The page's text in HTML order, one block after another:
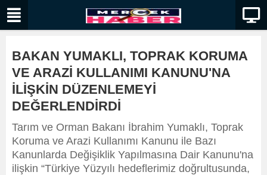
BAKAN YUMAKLI, TOPRAK KORUMA
VE ARAZİ KULLANIMI KANUNU'NA
İLİŞKİN DÜZENLEMEYİ
DEĞERLENDİRDİ
Tarım ve Orman Bakanı İbrahim Yumaklı, Toprak
Koruma ve Arazi Kullanımı Kanunu ile Bazı
Kanunlarda Değişiklik Yapılmasına Dair Kanunu'na
ilişkin “Türkiye Yüzyılı hedeflerimiz doğrultusunda,